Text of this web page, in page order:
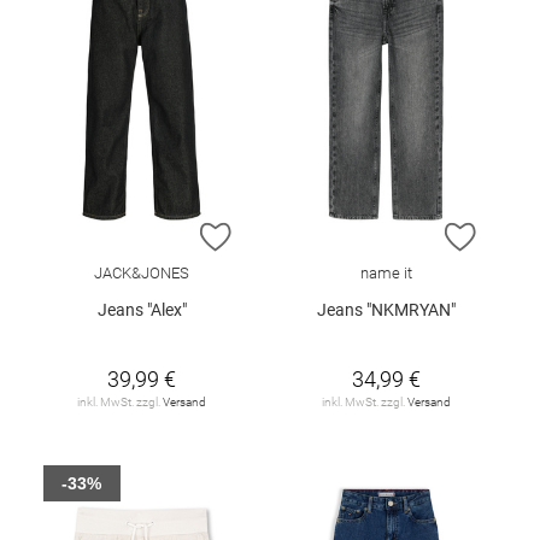
ZUR WUNSCHLISTE HINZUFÜGEN
JACK&JONES
Jeans "Alex"
39,99 €
inkl. MwSt. zzgl. Versand
ZUR
name it
Jeans "NKMRYAN"
34,99 €
inkl. MwSt. zzgl. Versand
-33%